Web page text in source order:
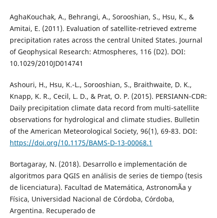
AghaKouchak, A., Behrangi, A., Sorooshian, S., Hsu, K., &
Amitai, E. (2011). Evaluation of satellite-retrieved extreme
precipitation rates across the central United States. Journal
of Geophysical Research: Atmospheres, 116 (D2). DOI:
10.1029/2010JD014741
Ashouri, H., Hsu, K.-L., Sorooshian, S., Braithwaite, D. K.,
Knapp, K. R., Cecil, L. D., & Prat, O. P. (2015). PERSIANN-CDR:
Daily precipitation climate data record from multi-satellite
observations for hydrological and climate studies. Bulletin
of the American Meteorological Society, 96(1), 69-83. DOI:
https://doi.org/10.1175/BAMS-D-13-00068.1
Bortagaray, N. (2018). Desarrollo e implementación de
algoritmos para QGIS en análisis de series de tiempo (tesis
de licenciatura). Facultad de Matemática, AstronomÃ­a y
Física, Universidad Nacional de Córdoba, Córdoba,
Argentina. Recuperado de